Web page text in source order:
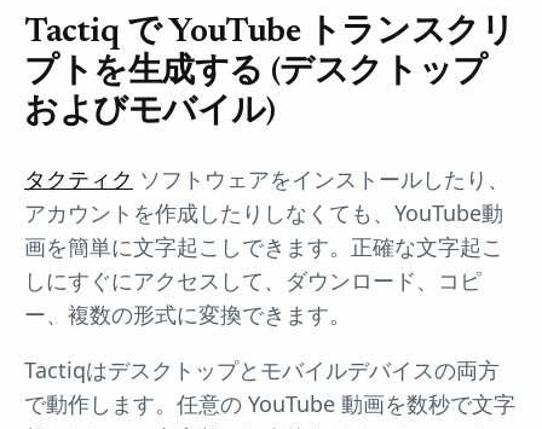
Tactiq で YouTube トランスクリ
プトを生成する (デスクトップ
およびモバイル)
タクティク ソフトウェアをインストールしたり、
アカウントを作成したりしなくても、YouTube動
画を簡単に文字起こしできます。正確な文字起こ
しにすぐにアクセスして、ダウンロード、コピ
ー、複数の形式に変換できます。
Tactiqはデスクトップとモバイルデバイスの両方
で動作します。任意の YouTube 動画を数秒で文字